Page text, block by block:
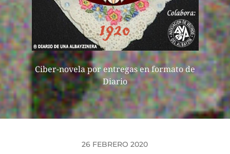
Ciber-novela por entregas en formato de
Diario
26 FEBRERO 2020